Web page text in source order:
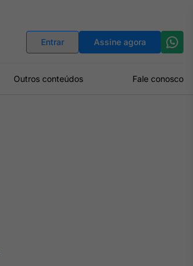
Entrar Assine agora
Outros conteúdos Fale conosco